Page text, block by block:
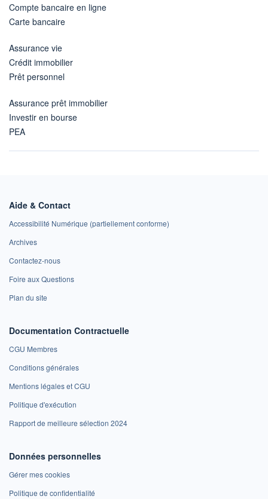
Compte bancaire en ligne
Carte bancaire
Assurance vie
Crédit immobilier
Prêt personnel
Assurance prêt immobilier
Investir en bourse
PEA
Aide & Contact
Accessibilité Numérique (partiellement conforme)
Archives
Contactez-nous
Foire aux Questions
Plan du site
Documentation Contractuelle
CGU Membres
Conditions générales
Mentions légales et CGU
Politique d'exécution
Rapport de meilleure sélection 2024
Données personnelles
Gérer mes cookies
Politique de confidentialité